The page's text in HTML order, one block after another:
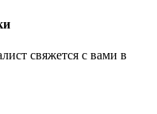
свяжется с вами в